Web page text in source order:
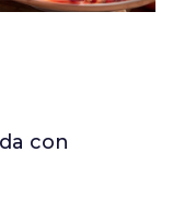
con